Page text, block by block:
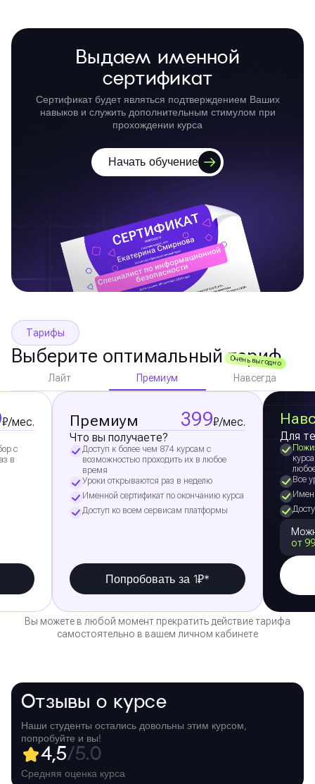
Выдаем именной
сертификат
Сертификат будет являться подтверждением Ваших
навыков и служить дополнительным стимулом при
прохождении курса
Начать обучение
Тарифы
Выберите оптимальный тариф
Очень выгодно
Лайт Премиум Навсегда
₽/мес.
с
в
Премиум 399₽/мес.
Что вы получаете?
Доступ к более чем 874 курсам с
возможностью проходить их в любое
время
Уроки открываются раз в неделю
Именной сертификат по окончанию курса
Доступ ко всем сервисам платформы
Попробовать за 1₽*
Для
Все
от
Вы можете в любой момент прекратить действие тарифа
самостоятельно в вашем личном кабинете
Отзывы о курсе
Наши студенты остались довольны этим курсом,
попробуйте и вы!
4,5/5.0
Средняя оценка курса